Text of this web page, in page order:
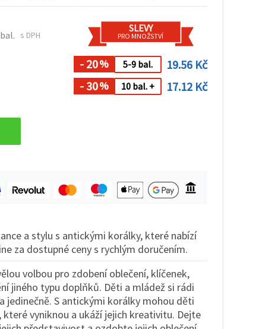
s DPH
SLEVY
PRO MNOŽSTVÍ
- 20% 5-9 bal.
19.56 Kč
- 30% 10 bal. + 17.12 Kč
a stylu s antickými korálky, které nabízí
za dostupné ceny s rychlým doručením.
volbou pro zdobení oblečení, klíčenek,
jiného typu doplňků. Děti a mládež si rádi
jedinečně. S antickými korálky mohou děti
vyniknou a ukáží jejich kreativitu. Dejte